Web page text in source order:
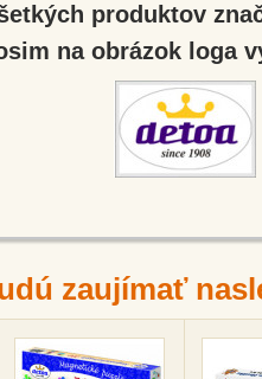
produktov
na obrázok loga
zaujímať